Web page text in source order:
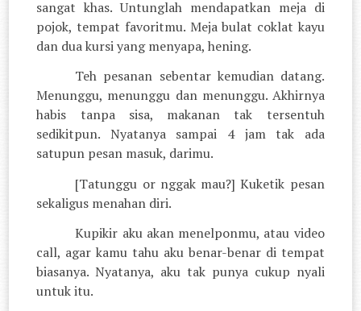
sangat khas. Untunglah mendapatkan meja di
pojok, tempat favoritmu. Meja bulat coklat kayu
dan dua kursi yang menyapa, hening.
Teh pesanan sebentar kemudian datang.
Menunggu, menunggu dan menunggu. Akhirnya
habis tanpa sisa, makanan tak tersentuh
sedikitpun. Nyatanya sampai 4 jam tak ada
satupun pesan masuk, darimu.
[Tatunggu or nggak mau?] Kuketik pesan
sekaligus menahan diri.
Kupikir aku akan menelponmu, atau video
call, agar kamu tahu aku benar-benar di tempat
biasanya. Nyatanya, aku tak punya cukup nyali
untuk itu.